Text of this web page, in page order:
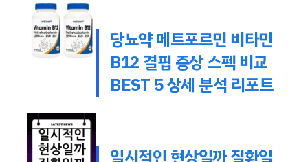
당뇨약 메트포르민 비타민
B12 결핍 증상 스펙 비교
BEST 5 상세 분석 리포트